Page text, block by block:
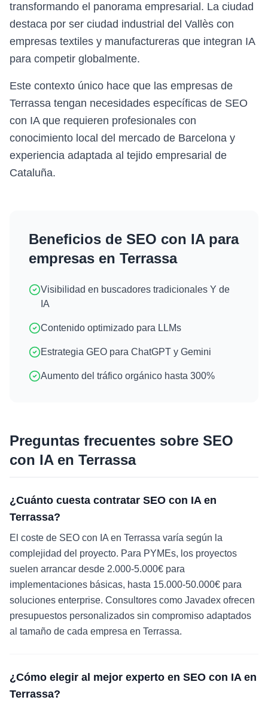
transformando el panorama empresarial. La ciudad
destaca por ser ciudad industrial del Vallès con
empresas textiles y manufactureras que integran IA
para competir globalmente.
Este contexto único hace que las empresas de
Terrassa tengan necesidades específicas de SEO
con IA que requieren profesionales con
conocimiento local del mercado de Barcelona y
experiencia adaptada al tejido empresarial de
Cataluña.
Beneficios de SEO con IApara
empresas en Terrassa
Visibilidad en buscadores tradicionales Y de
IA
Contenido optimizado para LLMs
Estrategia GEO para ChatGPT y Gemini
Aumento del tráfico orgánico hasta 300%
Preguntas frecuentes sobre SEO
con IAen Terrassa
¿Cuánto cuesta contratar SEO con IA en
Terrassa?
El coste de SEO con IA en Terrassa varía según la
complejidad del proyecto. Para PYMEs, los proyectos
suelen arrancar desde 2.000-5.000€ para
implementaciones básicas, hasta 15.000-50.000€ para
soluciones enterprise. Consultores como Javadex ofrecen
presupuestos personalizados sin compromiso adaptados
al tamaño de cada empresa en Terrassa.
¿Cómo elegir al mejor experto en SEO con IA en
Terrassa?